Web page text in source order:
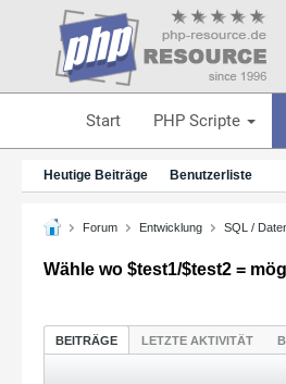
Start PHP Scripte
Heutige Beiträge Benutzerliste
Forum Entwicklung SQL /
Wähle wo $test1/$test2 =
BEITRÄGE LETZTE AKTIVITÄT